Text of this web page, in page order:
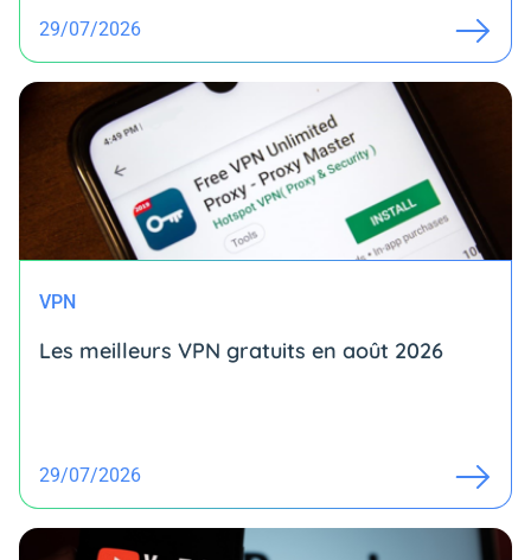
29/07/2026
VPN
Les meilleurs VPN gratuits en août 2026
29/07/2026